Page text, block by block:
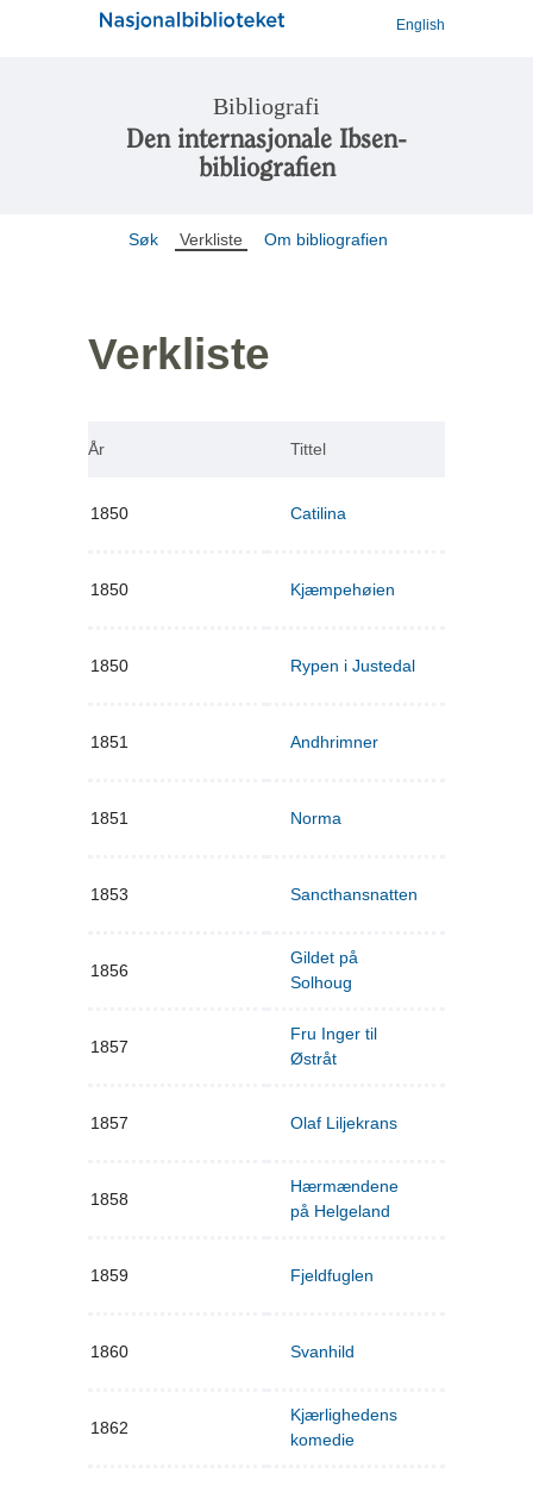
English
Bibliografi
Den internasjonale Ibsen-
bibliografien
Søk Verkliste Om bibliografien
Verkliste
År Tittel
1850 Catilina
1850 Kjæmpehøien
1850 Rypen i Justedal
1851 Andhrimner
1851 Norma
1853 Sancthansnatten
1856
Gildet på
Solhoug
1857
Fru Inger til
Østråt
1857 Olaf Liljekrans
1858
Hærmændene
på Helgeland
1859 Fjeldfuglen
1860 Svanhild
1862
Kjærlighedens
komedie